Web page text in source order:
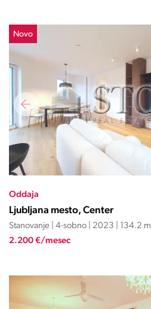
Novo
Oddaja
Ljubljana mesto, Center
Stanovanje | 4-sobno | 2023 | 134.2 m
2.200 €/mesec